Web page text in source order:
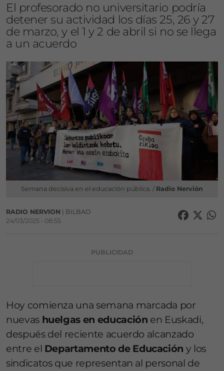
El profesorado no universitario podría
detener su actividad los días 25, 26 y 27
de marzo, y el 1 y 2 de abril si no se llega
a un acuerdo
Semana decisiva en el educación pública. / Radio Nervión
RADIO NERVION | BILBAO
24/03/2025 • 08:55
PUBLICIDAD
Hoy comienza una semana marcada por
nuevas huelgas en educación en Euskadi,
después del reciente acuerdo alcanzado
entre el Departamento de Educación y los
sindicatos que representan al personal de